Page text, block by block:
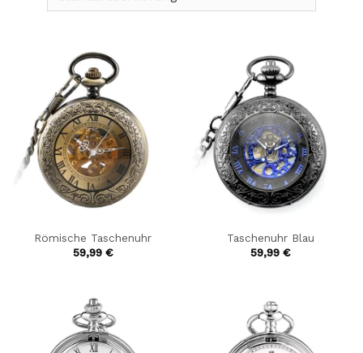
Römische Taschenuhr
59,99 €
Taschenuhr Blau
59,99 €